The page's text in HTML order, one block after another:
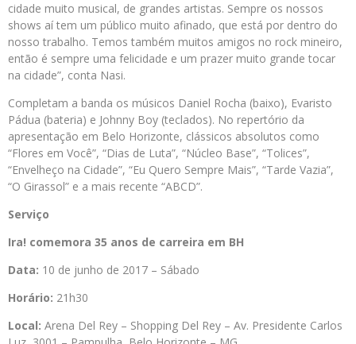
cidade muito musical, de grandes artistas. Sempre os nossos
shows aí tem um público muito afinado, que está por dentro do
nosso trabalho. Temos também muitos amigos no rock mineiro,
então é sempre uma felicidade e um prazer muito grande tocar
na cidade”, conta Nasi.
Completam a banda os músicos Daniel Rocha (baixo), Evaristo
Pádua (bateria) e Johnny Boy (teclados). No repertório da
apresentação em Belo Horizonte, clássicos absolutos como
“Flores em Você”, “Dias de Luta”, “Núcleo Base”, “Tolices”,
“Envelheço na Cidade”, “Eu Quero Sempre Mais”, “Tarde Vazia”,
“O Girassol” e a mais recente “ABCD”.
Serviço
Ira! comemora 35 anos de carreira em BH
Data: 10 de junho de 2017 – Sábado
Horário: 21h30
Local: Arena Del Rey – Shopping Del Rey – Av. Presidente Carlos